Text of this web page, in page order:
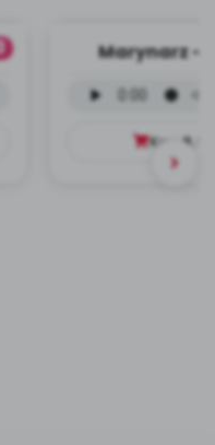
Marynarz -
Kup 9.99